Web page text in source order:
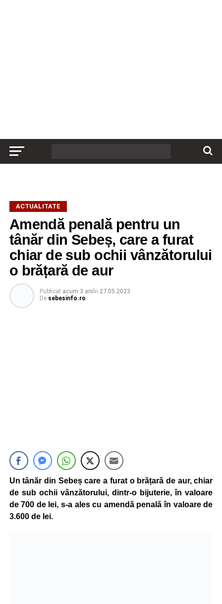
ACTUALITATE
Amendă penală pentru un
tânăr din Sebeș, care a furat
chiar de sub ochii vânzătorului
o brățară de aur
Publicat acum 3 aniîn 27.05.2023
De sebesinfo.ro
Un tânăr din Sebeș care a furat o brățară de aur, chiar
de sub ochii vânzătorului, dintr-o bijuterie, în valoare
de 700 de lei, s-a ales cu amendă penală în valoare de
3.600 de lei.